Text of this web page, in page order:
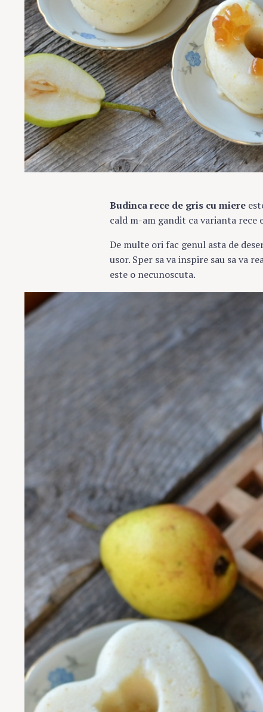
Budinca rece de gris cu miere
cald m-am gandit ca varianta
De multe ori fac genul asta de
usor. Sper sa va inspire sau sa va
este o necunoscuta.